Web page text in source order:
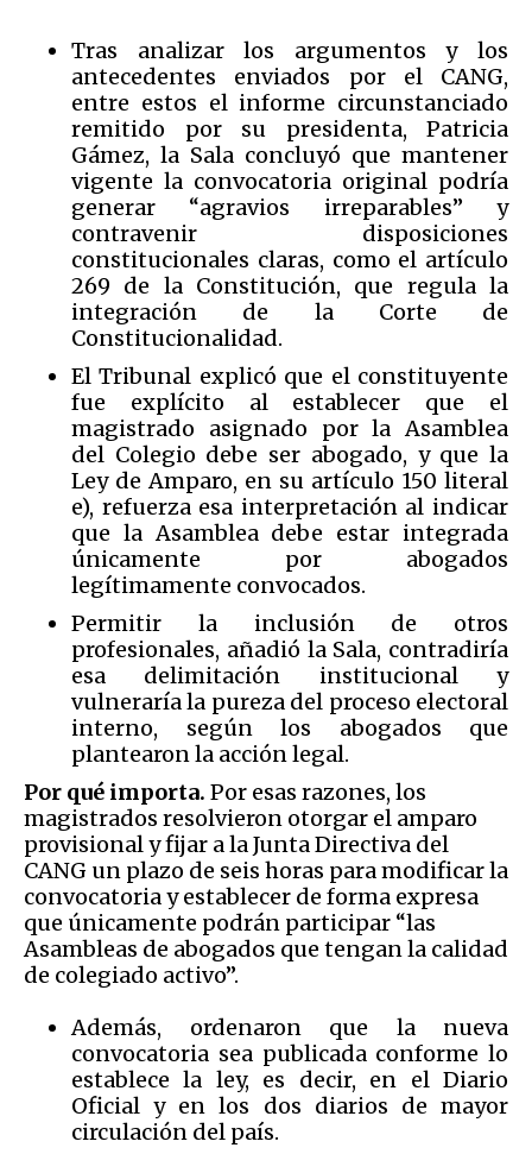
Tras analizar los argumentos y los
antecedentes enviados por el CANG,
entre estos el informe circunstanciado
remitido por su presidenta, Patricia
Gámez, la Sala concluyó que mantener
vigente la convocatoria original podría
generar “agravios irreparables” y
contravenir disposiciones
constitucionales claras, como el artículo
269 de la Constitución, que regula la
integración de la Corte de
Constitucionalidad.
El Tribunal explicó que el constituyente
fue explícito al establecer que el
magistrado asignado por la Asamblea
del Colegio debe ser abogado, y que la
Ley de Amparo, en su artículo 150 literal
e), refuerza esa interpretación al indicar
que la Asamblea debe estar integrada
únicamente por abogados
legítimamente convocados.
Permitir la inclusión de otros
profesionales, añadió la Sala, contradiría
esa delimitación institucional y
vulneraría la pureza del proceso electoral
interno, según los abogados que
plantearon la acción legal.
Por qué importa. Por esas razones, los
magistrados resolvieron otorgar el amparo
provisional y fijar a la Junta Directiva del
CANG un plazo de seis horas para modificar la
convocatoria y establecer de forma expresa
que únicamente podrán participar “las
Asambleas de abogados que tengan la calidad
de colegiado activo”.
Además, ordenaron que la nueva
convocatoria sea publicada conforme lo
establece la ley, es decir, en el Diario
Oficial y en los dos diarios de mayor
circulación del país.